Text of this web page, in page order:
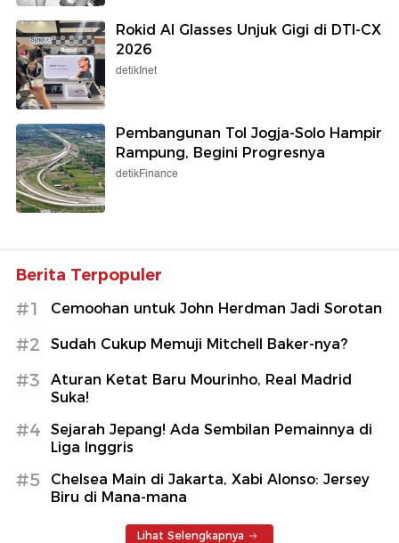
Rokid AI Glasses Unjuk Gigi di DTI-CX
2026
detikInet
Pembangunan Tol Jogja-Solo Hampir
Rampung, Begini Progresnya
detikFinance
Berita Terpopuler
#1 Cemoohan untuk John Herdman Jadi Sorotan
#2 Sudah Cukup Memuji Mitchell Baker-nya?
#3
Aturan Ketat Baru Mourinho, Real Madrid
Suka!
#4
Sejarah Jepang! Ada Sembilan Pemainnya di
Liga Inggris
#5
Chelsea Main di Jakarta, Xabi Alonso: Jersey
Biru di Mana-mana
Lihat Selengkapnya